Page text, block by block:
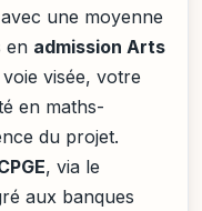
une moyenne
en admission Arts
visée, votre
en maths-
du projet.
, via le
aux banques